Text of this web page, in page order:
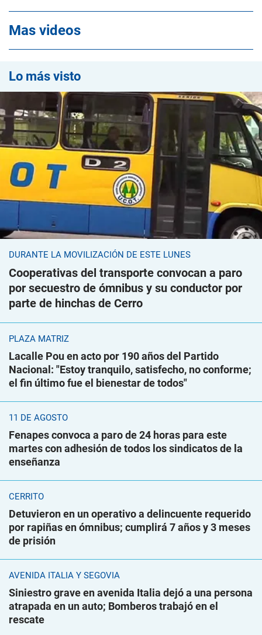
Mas videos
Lo más visto
DURANTE LA MOVILIZACIÓN DE ESTE LUNES
Cooperativas del transporte convocan a paro
por secuestro de ómnibus y su conductor por
parte de hinchas de Cerro
PLAZA MATRIZ
Lacalle Pou en acto por 190 años del Partido
Nacional: "Estoy tranquilo, satisfecho, no conforme;
el fin último fue el bienestar de todos"
11 DE AGOSTO
Fenapes convoca a paro de 24 horas para este
martes con adhesión de todos los sindicatos de la
enseñanza
CERRITO
Detuvieron en un operativo a delincuente requerido
por rapiñas en ómnibus; cumplirá 7 años y 3 meses
de prisión
AVENIDA ITALIA Y SEGOVIA
Siniestro grave en avenida Italia dejó a una persona
atrapada en un auto; Bomberos trabajó en el
rescate